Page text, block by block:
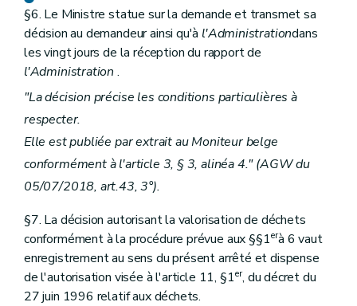
§6. Le Ministre statue sur la demande et transmet sa
décision au demandeur ainsi qu'à l'Administrationdans
les vingt jours de la réception du rapport de
l'Administration .
"La décision précise les conditions particulières à
respecter.
Elle est publiée par extrait au Moniteur belge
conformément à l'article 3, § 3, alinéa 4." (AGW du
05/07/2018, art.43, 3°).
§7. La décision autorisant la valorisation de déchets
conformément à la procédure prévue aux §§1erà 6 vaut
enregistrement au sens du présent arrêté et dispense
de l'autorisation visée à l'article 11, §1er, du décret du
27 juin 1996 relatif aux déchets.